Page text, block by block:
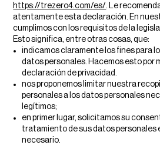
https://trezero4.com/es/. Le
atentamente esta declaración. En
cumplimos con los requisitos de la
Esto significa, entre otras cosas, que:
indicamos claramente los fines para
datos personales. Hacemos esto por
declaración de privacidad.
nos proponemos limitar nuestra
personales a los datos personales
legítimos;
en primer lugar, solicitamos su
tratamiento de sus datos personales
necesario.